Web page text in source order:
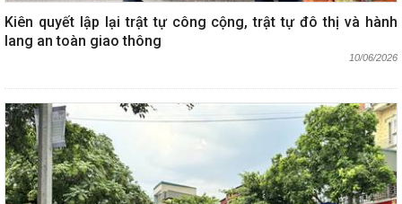
Kiên quyết lập lại trật tự công cộng, trật tự đô thị và hành
lang an toàn giao thông
10/06/2026